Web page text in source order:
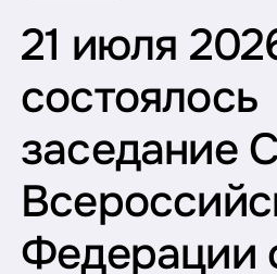
21 июля
состоялось
заседание
Федерации